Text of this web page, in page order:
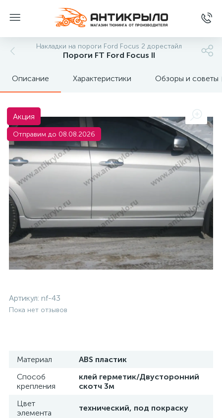
Накладки на пороги Ford Focus 2 дорестайл
Пороги FT Ford Focus II
Описание Характеристики Обзоры и советы
Акция
Отправим до 08.08.2026
Артикул: nf-43
Пока нет отзывов
Материал
ABS пластик
Способ
крепления
клей герметик/Двусторонний
скотч 3м
Цвет
элемента
технический, под покраску